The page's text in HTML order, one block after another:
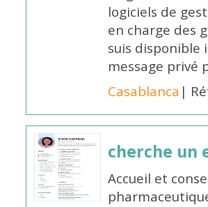
logiciels de
en charge des
suis disponible
message privé
Casablanca |
cherche un
Accueil et